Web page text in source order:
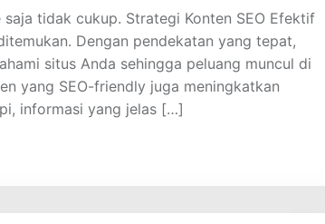
tidak cukup. Strategi Konten SEO Efektif
Dengan pendekatan yang tepat,
situs Anda sehingga peluang muncul di
yang SEO-friendly juga meningkatkan
informasi yang jelas […]